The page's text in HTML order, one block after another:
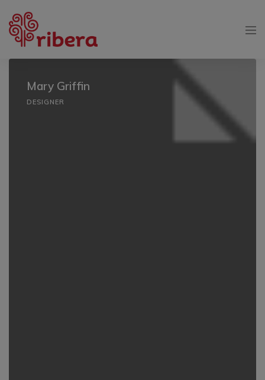
Mary Griffin
DESIGNER